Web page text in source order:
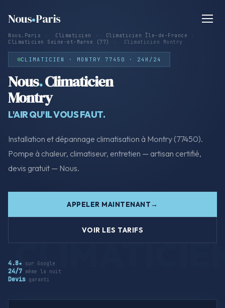
Nous Paris
Nous.Paris Climaticien Climaticien Île-de-France
Climaticien Seine-et-Marne (77)
Climaticien Montry
CLIMATICIEN · MONTRY 77450 · 24H/24
Nous.Climaticien
Montry
L'AIR QU'IL VOUS FAUT.
Installation et dépannage climatisation à Montry (77450).
Pompe à chaleur, climatiseur, entretien — artisan certifié,
devis gratuit — Nous.
APPELER MAINTENANT
VOIR LES TARIFS
4.8★ sur Google
24/7 même la nuit
Devis garanti